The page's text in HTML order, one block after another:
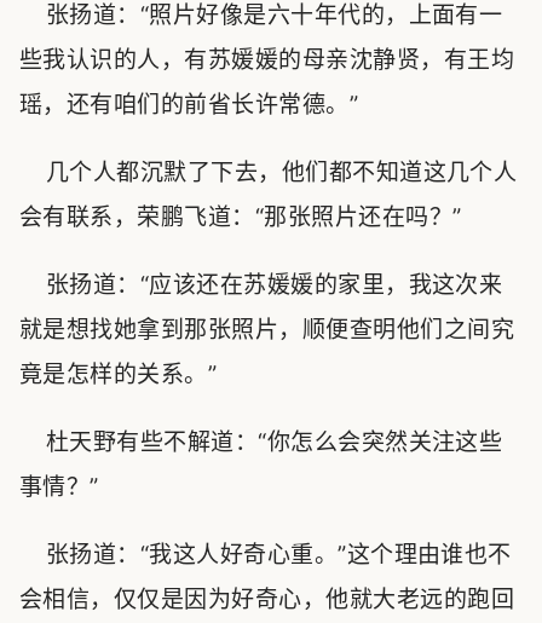
张扬道：“照片好像是六十年代的，上面有一
些我认识的人，有苏媛媛的母亲沈静贤，有王均
瑶，还有咱们的前省长许常德。”
几个人都沉默了下去，他们都不知道这几个人
会有联系，荣鹏飞道：“那张照片还在吗？”
张扬道：“应该还在苏媛媛的家里，我这次来
就是想找她拿到那张照片，顺便查明他们之间究
竟是怎样的关系。”
杜天野有些不解道：“你怎么会突然关注这些
事情？”
张扬道：“我这人好奇心重。”这个理由谁也不
会相信，仅仅是因为好奇心，他就大老远的跑回